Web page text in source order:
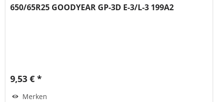
650/65R25 GOODYEAR GP-3D E-3/L-3 199A2
9,53 € *
Merken